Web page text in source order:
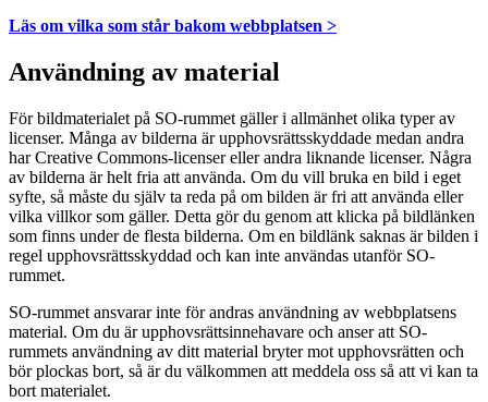
Läs om vilka som står bakom webbplatsen >
Användning av material
För bildmaterialet på SO-rummet gäller i allmänhet olika typer av
licenser. Många av bilderna är upphovsrättsskyddade medan andra
har Creative Commons-licenser eller andra liknande licenser. Några
av bilderna är helt fria att använda. Om du vill bruka en bild i eget
syfte, så måste du själv ta reda på om bilden är fri att använda eller
vilka villkor som gäller. Detta gör du genom att klicka på bildlänken
som finns under de flesta bilderna. Om en bildlänk saknas är bilden i
regel upphovsrättsskyddad och kan inte användas utanför SO-
rummet.
SO-rummet ansvarar inte för andras användning av webbplatsens
material. Om du är upphovsrättsinnehavare och anser att SO-
rummets användning av ditt material bryter mot upphovsrätten och
bör plockas bort, så är du välkommen att meddela oss så att vi kan ta
bort materialet.